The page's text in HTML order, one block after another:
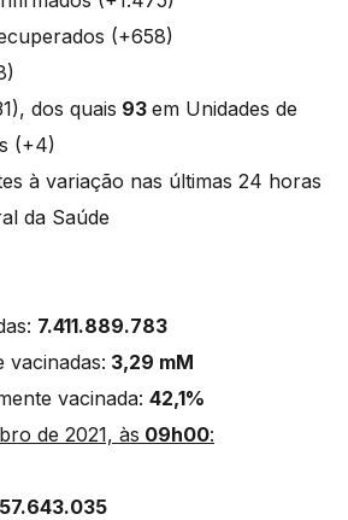
(+658)
dos quais 93 em Unidades de
(+4)
à variação nas últimas 24 horas
da Saúde
7.411.889.783
vacinadas: 3,29 mM
vacinada: 42,1%
de 2021, às 09h00: